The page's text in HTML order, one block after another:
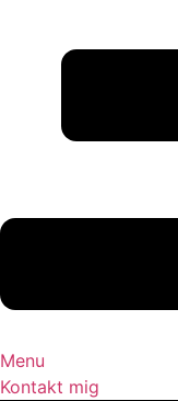
Menu
Kontakt mig